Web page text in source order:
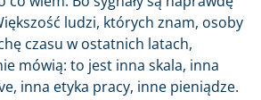
ludzi, których znam, osoby
czasu w ostatnich latach,
mówią: to jest inna skala, inna
inna etyka pracy, inne pieniądze.